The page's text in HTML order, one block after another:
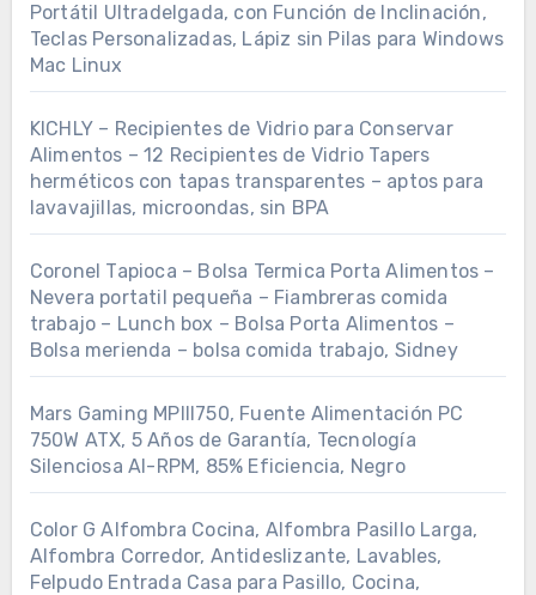
Portátil Ultradelgada, con Función de Inclinación,
Teclas Personalizadas, Lápiz sin Pilas para Windows
Mac Linux
KICHLY – Recipientes de Vidrio para Conservar
Alimentos – 12 Recipientes de Vidrio Tapers
herméticos con tapas transparentes – aptos para
lavavajillas, microondas, sin BPA
Coronel Tapioca – Bolsa Termica Porta Alimentos –
Nevera portatil pequeña – Fiambreras comida
trabajo – Lunch box – Bolsa Porta Alimentos –
Bolsa merienda – bolsa comida trabajo, Sidney
Mars Gaming MPIII750, Fuente Alimentación PC
750W ATX, 5 Años de Garantía, Tecnología
Silenciosa AI-RPM, 85% Eficiencia, Negro
Color G Alfombra Cocina, Alfombra Pasillo Larga,
Alfombra Corredor, Antideslizante, Lavables,
Felpudo Entrada Casa para Pasillo, Cocina,